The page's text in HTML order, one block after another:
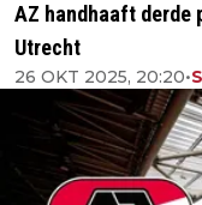
AZ handhaaft derde
Utrecht
26 OKT 2025, 20:20•